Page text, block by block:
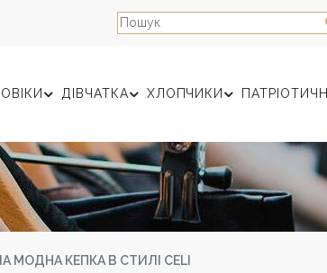
ДІВЧАТКА ХЛОПЧИКИ ПАТРІОТИЧНІ
МОДНА КЕПКА В СТИЛІ CELI